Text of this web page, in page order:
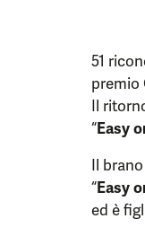
51
premio
Il
“Easy
Il
“Easy
ed è